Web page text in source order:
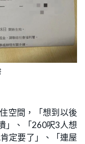
空間，「想到以後
」、「260呎3人想
定要了」、「連屋